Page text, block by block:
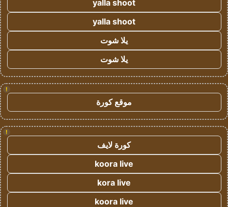
yalla shoot
yalla shoot
يلا شوت
يلا شوت
!
موقع كورة
!
كورة لايف
koora live
kora live
koora live